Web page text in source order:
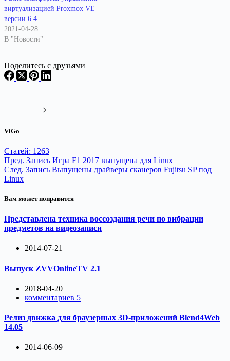
виртуализацией Proxmox VE
версии 6.4
2021-04-28
В "Новости"
Поделитесь с друзьями
ViGo
Статей: 1263
Пред. Запись Игра F1 2017 выпущена для Linux
След. Запись Выпущены драйверы сканеров Fujitsu SP под
Linux
Вам может понравится
Представлена техника воссоздания речи по вибрации
предметов на видеозаписи
2014-07-21
Выпуск ZVVOnlineTV 2.1
2018-04-20
комментариев 5
Релиз движка для браузерных 3D-приложений Blend4Web
14.05
2014-06-09